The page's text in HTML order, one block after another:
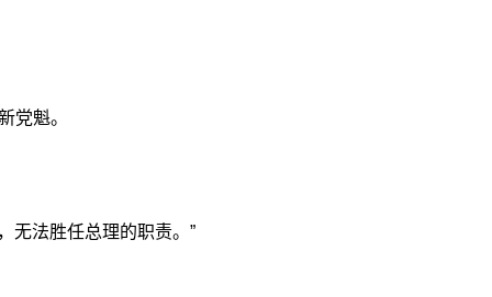
党魁。
无法胜任总理的职责。”